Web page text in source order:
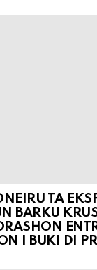
TA
BARKU
I BUKI DI